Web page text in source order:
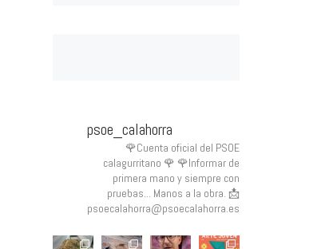
psoe_calahorra
🌹Cuenta oficial del PSOE
calagurritano 🌹 🌹Informar de
primera mano y siempre con
pruebas... Manos a la obra. 📩
psoecalahorra@psoecalahorra.es